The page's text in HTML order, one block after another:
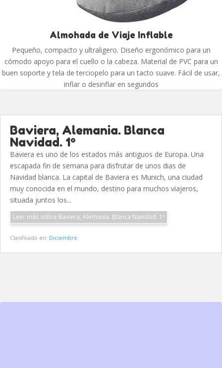
Almohada de Viaje Inflable
Pequeño, compacto y ultraligero. Diseño ergonómico para un
cómodo apoyo para el cuello o la cabeza. Material de PVC para un
buen soporte y tela de terciopelo para un tacto suave. Fácil de usar,
inflar o desinflar en segundos
Baviera, Alemania. Blanca
Navidad. 1º
Baviera es uno de los estados más antiguos de Europa. Una
escapada fin de semana para disfrutar de unos dias de
Navidad blanca. La capital de Baviera es Munich, una ciudad
muy conocida en el mundo, destino para muchos viajeros,
situada juntos los...
Leer más sobre Baviera, Alemania. Blanca Navidad. 1º
Clasificado en: Diciembre